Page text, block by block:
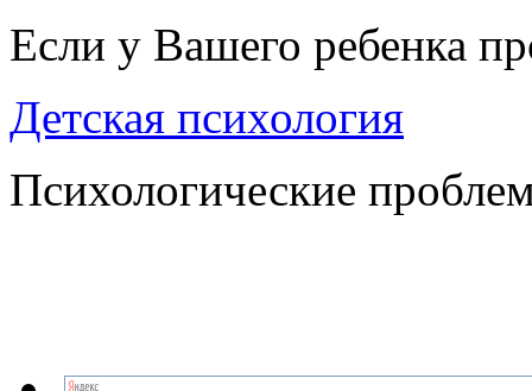
Если у Вашего ребенка
Детская психология
Психологические